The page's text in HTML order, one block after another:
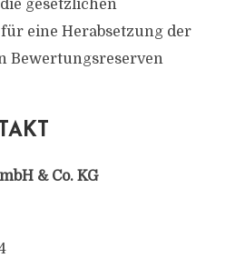
gesetzlichen
eine Herabsetzung der
Bewertungsreserven
& Co. KG